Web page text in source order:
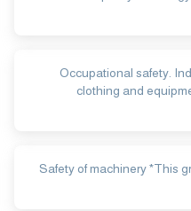
Occupational safety.
clothing and
Safety of machinery *This